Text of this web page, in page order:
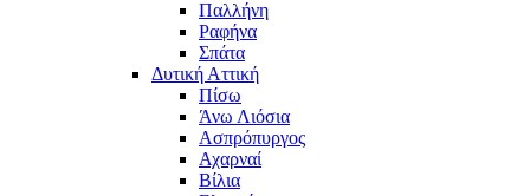
Παλλήνη
Ραφήνα
Σπάτα
Δυτική Αττική
Πίσω
Άνω Λιόσια
Ασπρόπυργος
Αχαρναί
Βίλια